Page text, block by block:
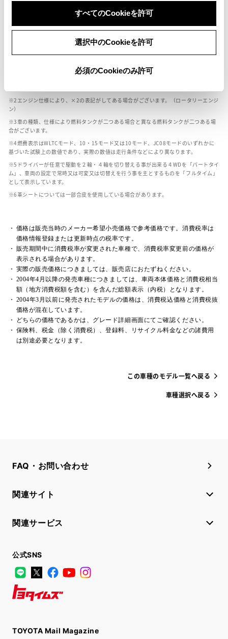
すべてのCookieを許可
選択中のCookieを許可
必須のCookieのみ許可
装備・オプション
エンジン仕様により、×2の表記がしてある場合がございます。（ロータリーエンジ
ン）
車の種類、仕様により燃料タンクが二つある場合と異なる燃料タンクが二つある場
合がございます。
燃費表示はWLTCモード、10・15モード又は10モード、JC08モードのいずれかに
基づいた試験上の数値であり、実際の数値は走行条件などにより異なります。
ドライバーが任意で駆動を２輪・４輪を切り替える事が出来る４WDを「パートタイ
ム」、車両の設定で常時又は可変又は切替えを行う事を主とするものを「フルタイム」
として表示しています。
革シートについては一部合皮を使用している場合があります。
価格は販売当時のメーカー希望小売価格で参考価格です。消費税率は
価格情報登録または更新時点の税率です。
販売期間中に消費税率が変更された車種で、消費税率変更前の価格が
表示される場合があります。
実際の販売価格につきましては、販売店におたずねください。
2004年4月以降の発売車種につきましては、車両本体価格と消費税相当
額（地方消費税額を含む）を含んだ総額表示（内税）となります。
2004年3月以前に発売されたモデルの価格は、消費税込価格と消費税抜
価格が混在しています。
どちらの価格であるかは、グレード詳細画面にてご確認ください。
保険料、税金（除く消費税）、登録料、リサイクル料金などの諸費用
は別途必要となります。
この車種のモデル一覧へ戻る
車種選択へ戻る
FAQ・お問い合わせ
関連サイト
関連サービス
公式SNS
LINE
X FacebookYouTube
TOYOTA Mail Magazine